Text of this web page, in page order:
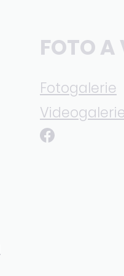
FOTO A
Fotogalerie